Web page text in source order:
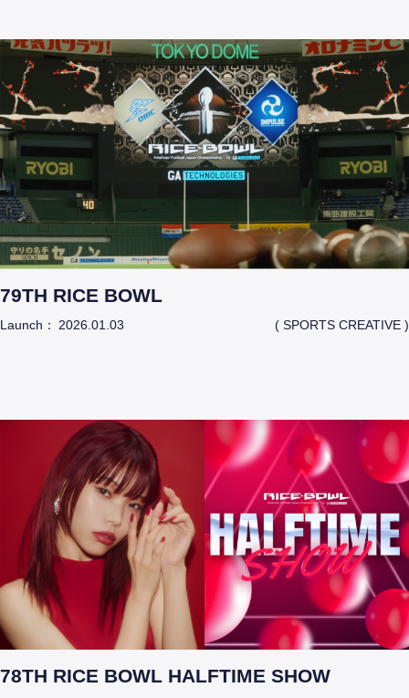
79TH RICE BOWL
Launch： 2026.01.03 ( SPORTS CREATIVE )
78TH RICE BOWL HALFTIME SHOW